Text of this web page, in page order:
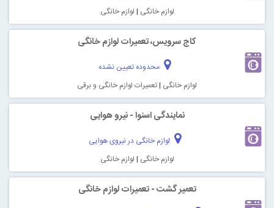
لوازم خانگی | لوازم خانگی
کاج سرویس، تعمیرات لوازم خانگی
محدوده تعیین نشده
لوازم خانگی |تعمیرات لوازم خانگی و برقی
نمایندگی اسنوا - نیرو هوایی
لوازم خانگی در نیروی هوایی
لوازم خانگی | لوازم خانگی
تعمیر گشت - تعمیرات لوازم خانگی